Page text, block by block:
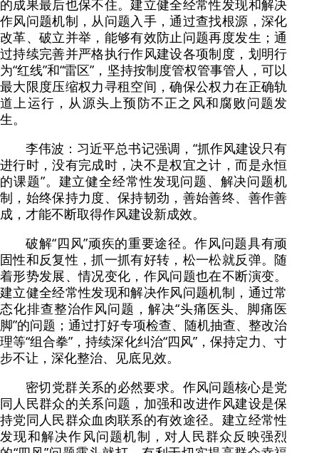
的成果最后也保不住。建立健全经常性发现和解决
作风问题机制，从问题入手，通过查找根源，深化
改革、破立并举，能够有效防止问题再度发生；通
过持续完善并严格执行作风建设各项制度，划明行
为“红线”和“雷区”，坚持按制度管权管事管人，可以
最大限度压缩权力寻租空间，确保公权力在正确轨
道上运行，从源头上预防不正之风和腐败问题发
生。
李伟波：习近平总书记强调，“抓作风建设只有
进行时，没有完成时，决不是权宜之计，而是永恒
的课题”。建立健全经常性发现问题、解决问题机
制，始终保持力度、保持韧劲，善始善终、善作善
成，才能不断取得作风建设新成效。
破解“四风”顽疾的重要途径。作风问题具有顽
固性和反复性，抓一抓有好转，松一松就反弹。随
着形势发展、情况变化，作风问题也在不断演变。
建立健全经常性发现和解决作风问题机制，通过常
态化排查整治作风问题，解决“头痛医头、脚痛医
脚”的问题；通过打好专项检查、随机抽查、整改治
理等“组合拳”，持续深化纠治“四风”，保持定力、寸
步不让，深化整治、见底见效。
密切党群关系的必然要求。作风问题核心是党
同人民群众的关系问题，加强和改进作风建设是保
持党同人民群众血肉联系的有效途径。建立经常性
发现和解决作风问题机制，对人民群众反映强烈